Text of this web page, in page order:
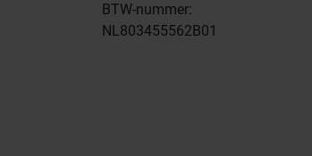
BTW-nummer:
NL803455562B01